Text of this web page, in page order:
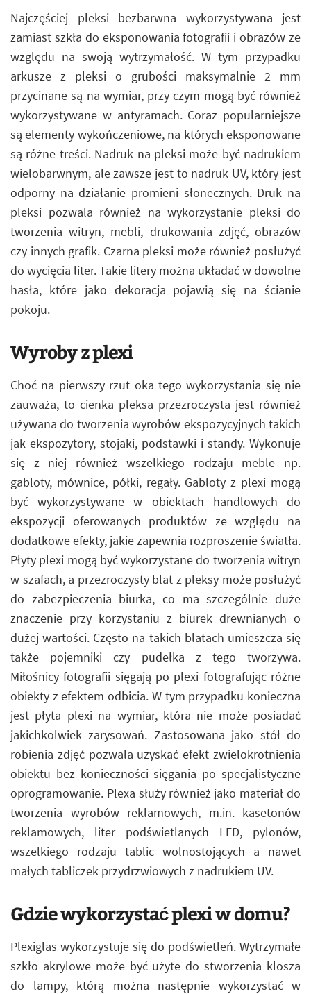
Najczęściej pleksi bezbarwna wykorzystywana jest
zamiast szkła do eksponowania fotografii i obrazów ze
względu na swoją wytrzymałość. W tym przypadku
arkusze z pleksi o grubości maksymalnie 2 mm
przycinane są na wymiar, przy czym mogą być również
wykorzystywane w antyramach. Coraz popularniejsze
są elementy wykończeniowe, na których eksponowane
są różne treści. Nadruk na pleksi może być nadrukiem
wielobarwnym, ale zawsze jest to nadruk UV, który jest
odporny na działanie promieni słonecznych. Druk na
pleksi pozwala również na wykorzystanie pleksi do
tworzenia witryn, mebli, drukowania zdjęć, obrazów
czy innych grafik. Czarna pleksi może również posłużyć
do wycięcia liter. Takie litery można układać w dowolne
hasła, które jako dekoracja pojawią się na ścianie
pokoju.
Wyroby z plexi
Choć na pierwszy rzut oka tego wykorzystania się nie
zauważa, to cienka pleksa przezroczysta jest również
używana do tworzenia wyrobów ekspozycyjnych takich
jak ekspozytory, stojaki, podstawki i standy. Wykonuje
się z niej również wszelkiego rodzaju meble np.
gabloty, mównice, półki, regały. Gabloty z plexi mogą
być wykorzystywane w obiektach handlowych do
ekspozycji oferowanych produktów ze względu na
dodatkowe efekty, jakie zapewnia rozproszenie światła.
Płyty plexi mogą być wykorzystane do tworzenia witryn
w szafach, a przezroczysty blat z pleksy może posłużyć
do zabezpieczenia biurka, co ma szczególnie duże
znaczenie przy korzystaniu z biurek drewnianych o
dużej wartości. Często na takich blatach umieszcza się
także pojemniki czy pudełka z tego tworzywa.
Miłośnicy fotografii sięgają po plexi fotografując różne
obiekty z efektem odbicia. W tym przypadku konieczna
jest płyta plexi na wymiar, która nie może posiadać
jakichkolwiek zarysowań. Zastosowana jako stół do
robienia zdjęć pozwala uzyskać efekt zwielokrotnienia
obiektu bez konieczności sięgania po specjalistyczne
oprogramowanie. Plexa służy również jako materiał do
tworzenia wyrobów reklamowych, m.in. kasetonów
reklamowych, liter podświetlanych LED, pylonów,
wszelkiego rodzaju tablic wolnostojących a nawet
małych tabliczek przydrzwiowych z nadrukiem UV.
Gdzie wykorzystać plexi w domu?
Plexiglas wykorzystuje się do podświetleń. Wytrzymałe
szkło akrylowe może być użyte do stworzenia klosza
do lampy, którą można następnie wykorzystać w